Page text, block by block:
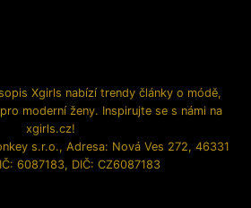
Xgirls nabízí trendy články o módě,
moderní ženy. Inspirujte se s námi na
xgirls.cz!
s.r.o., Adresa: Nová Ves 272, 46331
6087183, DIČ: CZ6087183